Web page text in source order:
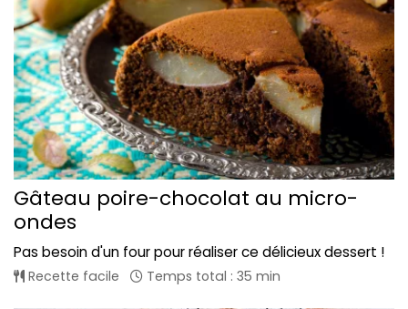
Gâteau poire-chocolat au micro-
ondes
Pas besoin d'un four pour réaliser ce délicieux dessert !
Recette facile Temps total : 35 min